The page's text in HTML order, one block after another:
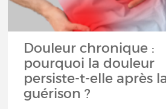
Douleur chronique :
pourquoi la douleur
persiste-t-elle après
guérison ?